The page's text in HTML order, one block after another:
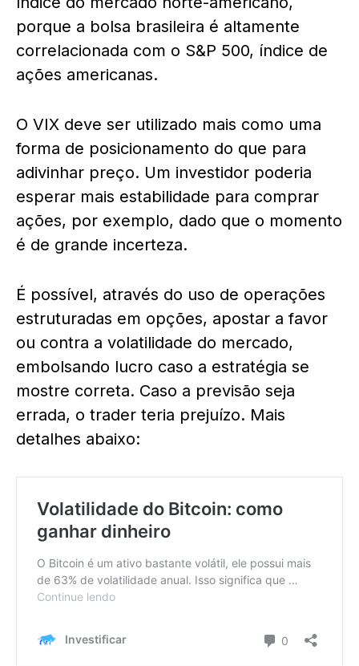
porque a bolsa brasileira é altamente
correlacionada com o S&P 500, índice de
ações americanas.
O VIX deve ser utilizado mais como uma
forma de posicionamento do que para
adivinhar preço. Um investidor poderia
esperar mais estabilidade para comprar
ações, por exemplo, dado que o momento
é de grande incerteza.
É possível, através do uso de operações
estruturadas em opções, apostar a favor
ou contra a volatilidade do mercado,
embolsando lucro caso a estratégia se
mostre correta. Caso a previsão seja
errada, o trader teria prejuízo. Mais
detalhes abaixo: